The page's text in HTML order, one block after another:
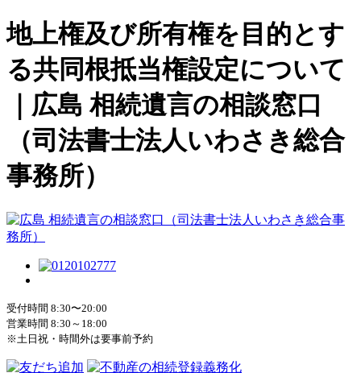
地上権及び所有権を目的とす
る共同根抵当権設定について
｜広島 相続遺言の相談窓口
（司法書士法人いわさき総合
事務所）
受付時間 8:30〜20:00
営業時間 8:30～18:00
※土日祝・時間外は要事前予約